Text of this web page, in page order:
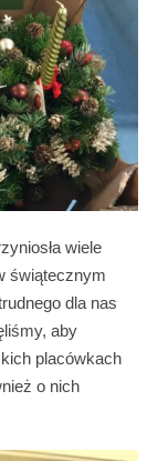
wiele
świątecznym
dla nas
aby
placówkach
o nich